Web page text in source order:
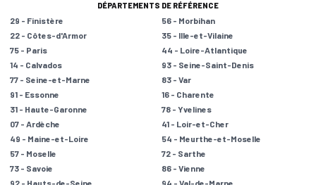
DÉPARTEMENTS DE RÉFÉRENCE
29 - Finistère
56 - Morbihan
22 - Côtes-d'Armor
35 - Ille-et-Vilaine
75 - Paris
44 - Loire-Atlantique
14 - Calvados
93 - Seine-Saint-Denis
77 - Seine-et-Marne
83 - Var
91 - Essonne
16 - Charente
31 - Haute-Garonne
78 - Yvelines
07 - Ardèche
41 - Loir-et-Cher
49 - Maine-et-Loire
54 - Meurthe-et-Moselle
57 - Moselle
72 - Sarthe
73 - Savoie
86 - Vienne
92 - Hauts-de-Seine
94 - Val-de-Marne